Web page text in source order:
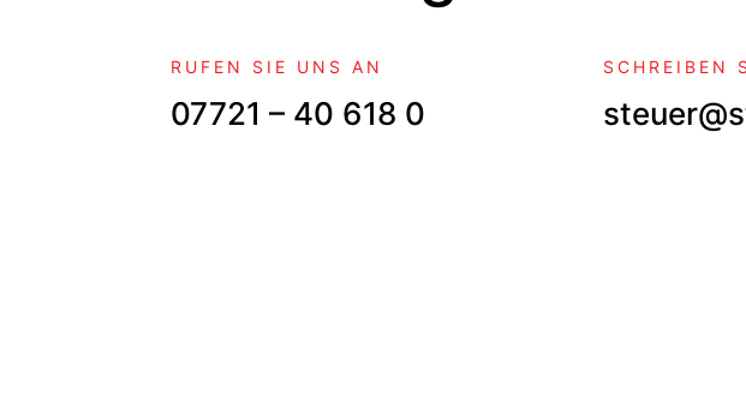
RUFEN SIE UNS AN
07721 – 40 618 0
SCHREIBEN